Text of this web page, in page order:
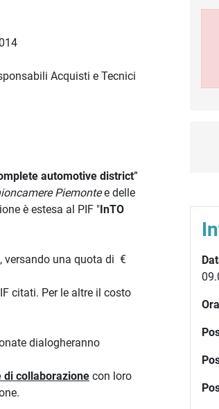
Acquisti e Tecnici
automotive district”
Piemontee delle
è estesa al PIF "InTO
versando una quota di €
citati. Per le altre il costo
dialogheranno
di collaborazione con loro